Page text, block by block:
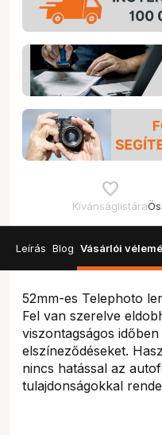
Kívánságlistára
Leírás Blog Vásárlói
52mm-es Telephoto
Fel van szerelve
viszontagságos
elszíneződéseket.
nincs hatással az
tulajdonságokkal